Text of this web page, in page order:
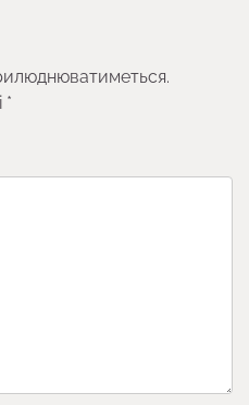
*